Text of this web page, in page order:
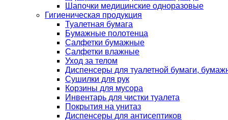
Шапочки медицинские одноразовые
Гигиеническая продукция
Туалетная бумага
Бумажные полотенца
Салфетки бумажные
Салфетки влажные
Уход за телом
Диспенсеры для туалетной бумаги,
Сушилки для рук
Корзины для мусора
Инвентарь для чистки туалета
Покрытия на унитаз
Диспенсеры для антисептиков